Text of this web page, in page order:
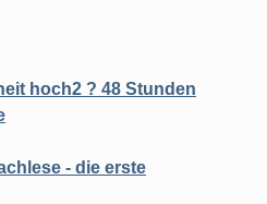
hoch2 ? 48 Stunden
- die erste